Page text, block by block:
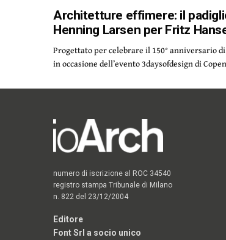
Architetture effimere: il
Henning Larsen per Fritz
Progettato per celebrare il 150° anniversario
in occasione dell’evento 3daysofdesign di
numero di iscrizione al ROC 34540
registro stampa Tribunale di Milano
n. 822 del 23/12/2004
Editore
Font Srl a socio unico